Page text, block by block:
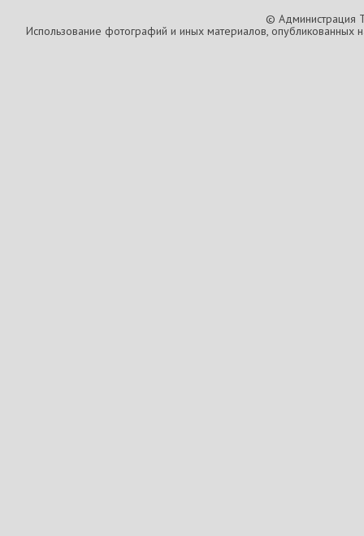
© Администрация
Использование фотографий и иных материалов, опубликованных